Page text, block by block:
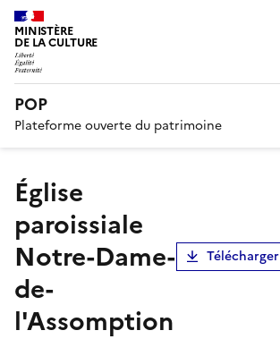
MINISTÈRE
DE LA CULTURE
POP
Plateforme ouverte du patrimoine
église
paroissiale
Notre-Dame-
de-
l'Assomption
Télécharger